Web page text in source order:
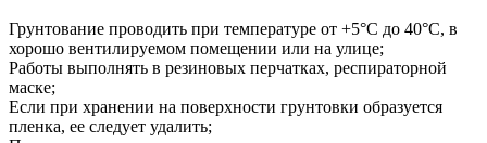
Грунтование проводить при температуре от +5°С до 40°С, в
хорошо вентилируемом помещении или на улице;
Работы выполнять в резиновых перчатках, респираторной
маске;
Если при хранении на поверхности грунтовки образуется
пленка, ее следует удалить;